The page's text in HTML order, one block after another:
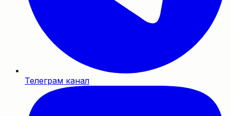
Телеграм канал